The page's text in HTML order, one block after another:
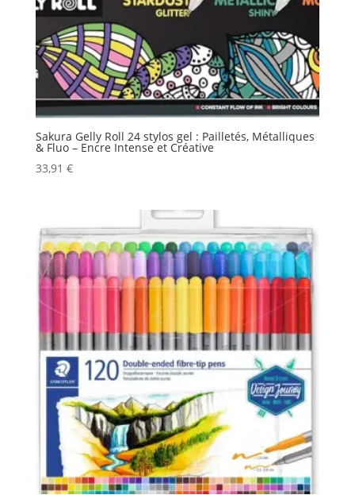
Sakura Gelly Roll 24 stylos gel : Pailletés, Métalliques
& Fluo – Encre Intense et Créative
33,91 €